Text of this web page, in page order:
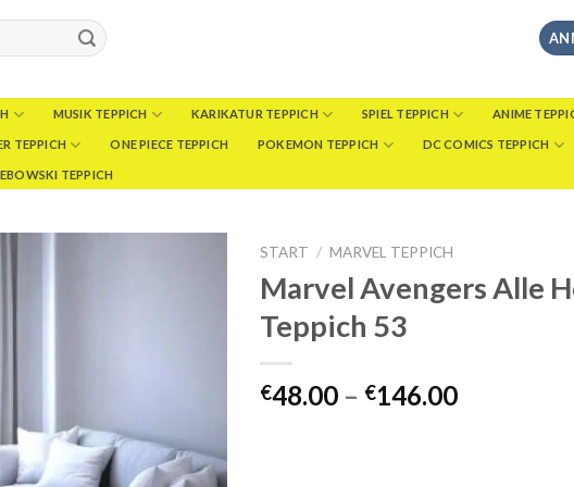
MUSIK TEPPICH KARIKATUR TEPPICH SPIEL TEPPICH ANIME
TEPPICH ONE PIECE TEPPICH POKEMON TEPPICH DC COMICS TEPPICH
TEPPICH
START / MARVEL TEPPICH
Marvel Avengers Alle
Teppich 53
€48.00 – €146.00